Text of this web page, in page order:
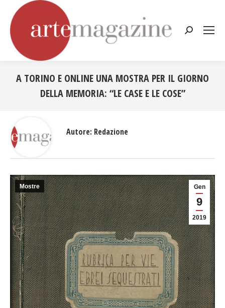
Cerca:
A TORINO E ONLINE UNA MOSTRA PER IL GIORNO
DELLA MEMORIA: “LE CASE E LE COSE”
Gen
9
2019
Mostre
Autore: Redazione